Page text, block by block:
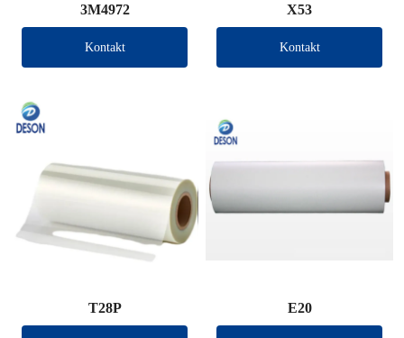
3M4972
Kontakt
X53
Kontakt
T28P E20